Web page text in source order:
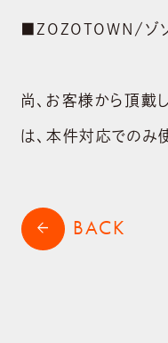
arrow_back BACK
■ZOZOTOWN/ゾ
尚、お客様から頂戴
は、本件対応でのみ